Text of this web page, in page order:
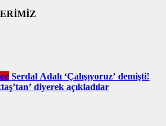
Serdal Adalı ‘Çalışıyoruz’ demişti!
diyerek açıkladılar